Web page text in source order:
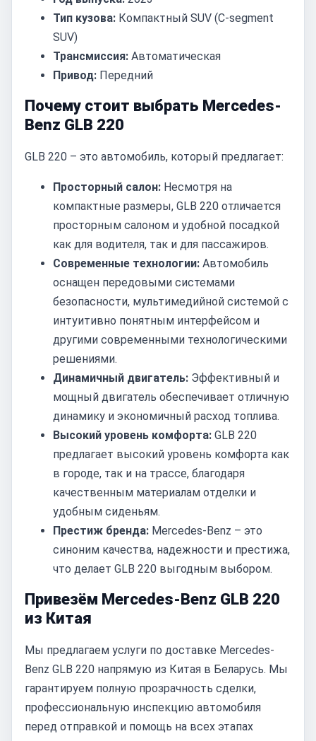
Тип кузова: Компактный SUV (C-segment
SUV)
Трансмиссия: Автоматическая
Привод: Передний
Почему стоит выбрать Mercedes-
Benz GLB 220
GLB 220 – это автомобиль, который предлагает:
Просторный салон: Несмотря на
компактные размеры, GLB 220 отличается
просторным салоном и удобной посадкой
как для водителя, так и для пассажиров.
Современные технологии: Автомобиль
оснащен передовыми системами
безопасности, мультимедийной системой с
интуитивно понятным интерфейсом и
другими современными технологическими
решениями.
Динамичный двигатель: Эффективный и
мощный двигатель обеспечивает отличную
динамику и экономичный расход топлива.
Высокий уровень комфорта: GLB 220
предлагает высокий уровень комфорта как
в городе, так и на трассе, благодаря
качественным материалам отделки и
удобным сиденьям.
Престиж бренда: Mercedes-Benz – это
синоним качества, надежности и престижа,
что делает GLB 220 выгодным выбором.
Привезём Mercedes-Benz GLB 220
из Китая
Мы предлагаем услуги по доставке Mercedes-
Benz GLB 220 напрямую из Китая в Беларусь. Мы
гарантируем полную прозрачность сделки,
профессиональную инспекцию автомобиля
перед отправкой и помощь на всех этапах